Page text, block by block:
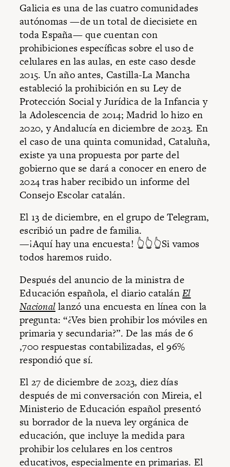
Galicia es una de las cuatro comunidades
autónomas —de un total de diecisiete en
toda España— que cuentan con
prohibiciones específicas sobre el uso de
celulares en las aulas, en este caso desde
2015. Un año antes, Castilla-La Mancha
estableció la prohibición en su Ley de
Protección Social y Jurídica de la Infancia y
la Adolescencia de 2014; Madrid lo hizo en
2020, y Andalucía en diciembre de 2023. En
el caso de una quinta comunidad, Cataluña,
existe ya una propuesta por parte del
gobierno que se dará a conocer en enero de
2024 tras haber recibido un informe del
Consejo Escolar catalán.
El 13 de diciembre, en el grupo de Telegram,
escribió un padre de familia.
—¡Aquí hay una encuesta! 👆👆👆Si vamos
todos haremos ruido.
Después del anuncio de la ministra de
Educación española, el diario catalánEl
Nacionallanzó una encuesta en línea con la
pregunta: “¿Ves bien prohibir los móviles en
primaria y secundaria?”. De las más de 6
,700 respuestas contabilizadas, el 96%
respondió que sí.
El 27 de diciembre de 2023, diez días
después de mi conversación con Mireia, el
Ministerio de Educación español presentó
su borrador de la nueva ley orgánica de
educación, que incluye la medida para
prohibir los celulares en los centros
educativos, especialmente en primarias. El